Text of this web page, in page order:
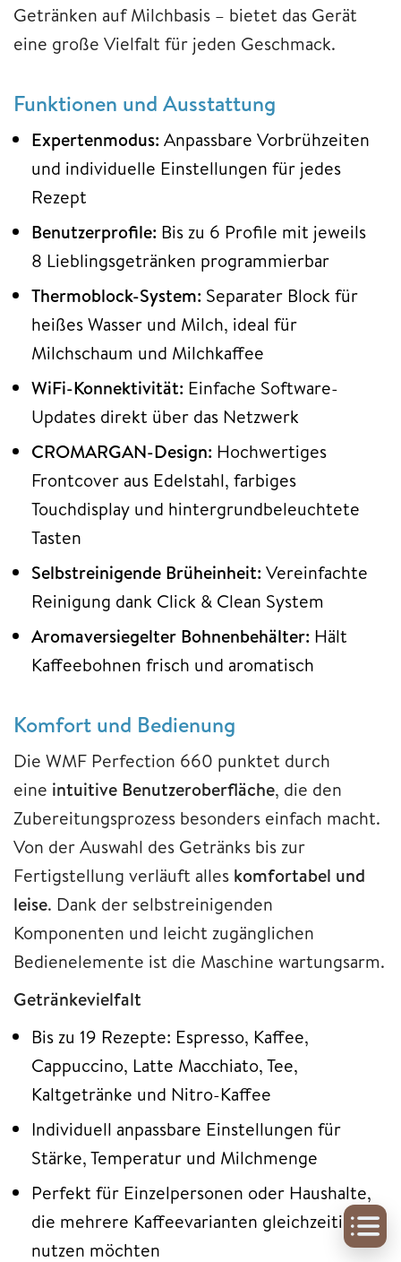
Getränken auf Milchbasis – bietet das Gerät
eine große Vielfalt für jeden Geschmack.
Funktionen und Ausstattung
Expertenmodus: Anpassbare Vorbrühzeiten
und individuelle Einstellungen für jedes
Rezept
Benutzerprofile: Bis zu 6 Profile mit jeweils
8 Lieblingsgetränken programmierbar
Thermoblock-System: Separater Block für
heißes Wasser und Milch, ideal für
Milchschaum und Milchkaffee
WiFi-Konnektivität: Einfache Software-
Updates direkt über das Netzwerk
CROMARGAN-Design: Hochwertiges
Frontcover aus Edelstahl, farbiges
Touchdisplay und hintergrundbeleuchtete
Tasten
Selbstreinigende Brüheinheit: Vereinfachte
Reinigung dank Click & Clean System
Aromaversiegelter Bohnenbehälter: Hält
Kaffeebohnen frisch und aromatisch
Komfort und Bedienung
Die WMF Perfection 660 punktet durch
eine intuitive Benutzeroberfläche, die den
Zubereitungsprozess besonders einfach macht.
Von der Auswahl des Getränks bis zur
Fertigstellung verläuft alles komfortabel und
leise. Dank der selbstreinigenden
Komponenten und leicht zugänglichen
Bedienelemente ist die Maschine wartungsarm.
Getränkevielfalt
Bis zu 19 Rezepte: Espresso, Kaffee,
Cappuccino, Latte Macchiato, Tee,
Kaltgetränke und Nitro-Kaffee
Individuell anpassbare Einstellungen für
Stärke, Temperatur und Milchmenge
Perfekt für Einzelpersonen oder Haushalte,
die mehrere Kaffeevarianten gleichzeitig
nutzen möchten